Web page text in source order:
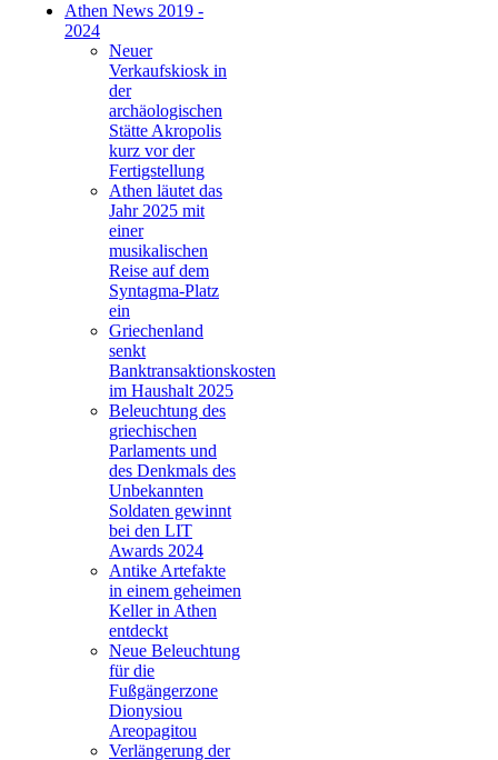
Athen News 2019 -
2024
Neuer
Verkaufskiosk in
der
archäologischen
Stätte Akropolis
kurz vor der
Fertigstellung
Athen läutet das
Jahr 2025 mit
einer
musikalischen
Reise auf dem
Syntagma-Platz
ein
Griechenland
senkt
Banktransaktionskosten
im Haushalt 2025
Beleuchtung des
griechischen
Parlaments und
des Denkmals des
Unbekannten
Soldaten gewinnt
bei den LIT
Awards 2024
Antike Artefakte
in einem geheimen
Keller in Athen
entdeckt
Neue Beleuchtung
für die
Fußgängerzone
Dionysiou
Areopagitou
Verlängerung der